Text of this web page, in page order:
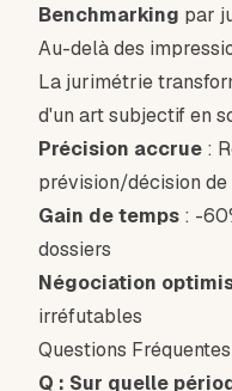
Benchmarking par
Au-delà des
La jurimétrie
d'un art subjectif en
Précision accrue :
prévision/décision de
Gain de temps : -
dossiers
Négociation
irréfutables
Questions Fréquentes
Q : Sur quelle